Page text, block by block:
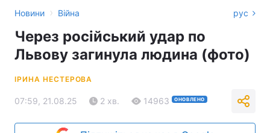
Новини › Війна рус
Через російський удар по
Львову загинула людина (фото)
ІРИНА НЕСТЕРОВА
07:59, 21.08.25 2 хв. 14963 ОНОВЛЕНО